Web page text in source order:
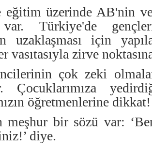
eğitim üzerinde AB'nin
Türkiye'de
uzaklaşması için
vasıtasıyla zirve
çok zeki
Çocuklarımıza
öğretmenlerine dikkat!
meşhur bir sözü var:
diye.